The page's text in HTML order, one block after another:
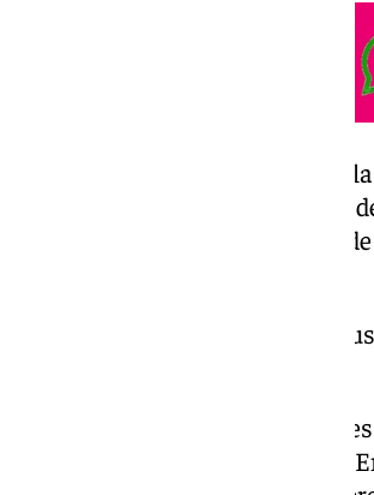
En ese momento, se dio aviso a
hecho cargo de la investigación
últimos fueron los encargados
https://www.101tv.es/una-
De momento, las
personas en la caía de la